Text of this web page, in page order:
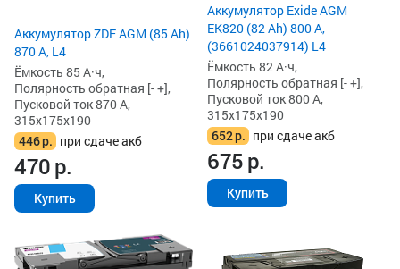
Аккумулятор ZDF AGM (85 Ah)
870 А, L4
Ёмкость 85 А·ч,
Полярность обратная [- +],
Пусковой ток 870 А,
315x175x190
446р. при сдаче акб
470р.
Купить
Аккумулятор Exide AGM
EK820 (82 Ah) 800 А,
(3661024037914) L4
Ёмкость 82 А·ч,
Полярность обратная [- +],
Пусковой ток 800 А,
315x175x190
652р. при сдаче акб
675р.
Купить